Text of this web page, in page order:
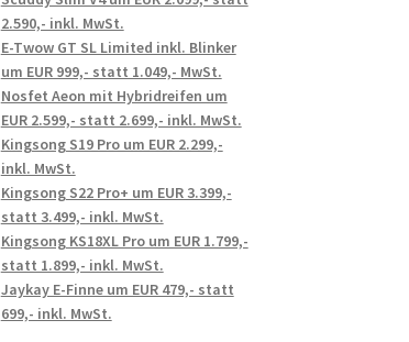
2.590,- inkl. MwSt.
E-Twow GT SL Limited inkl. Blinker
um EUR 999,- statt 1.049,- MwSt.
Nosfet Aeon mit Hybridreifen um
EUR 2.599,- statt 2.699,- inkl. MwSt.
Kingsong S19 Pro um EUR 2.299,-
inkl. MwSt.
Kingsong S22 Pro+ um EUR 3.399,-
statt 3.499,- inkl. MwSt.
Kingsong KS18XL Pro um EUR 1.799,-
statt 1.899,- inkl. MwSt.
Jaykay E-Finne um EUR 479,- statt
699,- inkl. MwSt.